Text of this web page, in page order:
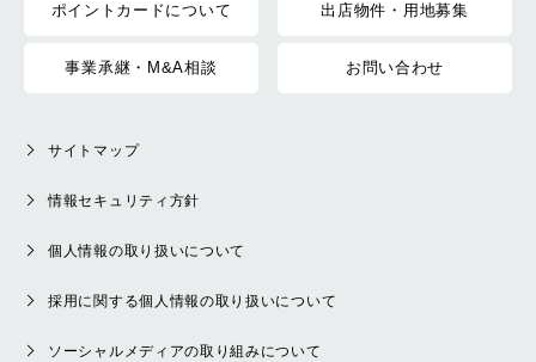
ポイントカードについて 出店物件・用地募集
事業承継・M&A相談 お問い合わせ
サイトマップ
情報セキュリティ方針
個人情報の取り扱いについて
採用に関する個人情報の取り扱いについて
ソーシャルメディアの取り組みについて